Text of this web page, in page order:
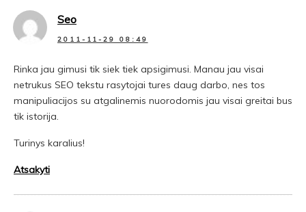
Seo
2011-11-29 08:49
Rinka jau gimusi tik siek tiek apsigimusi. Manau jau visai
netrukus SEO tekstu rasytojai tures daug darbo, nes tos
manipuliacijos su atgalinemis nuorodomis jau visai greitai bus
tik istorija.
Turinys karalius!
Atsakyti